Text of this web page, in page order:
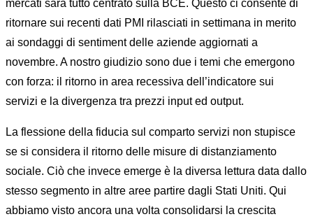
mercati sarà tutto centrato sulla BCE. Questo ci consente di
ritornare sui recenti dati PMI rilasciati in settimana in merito
ai sondaggi di sentiment delle aziende aggiornati a
novembre. A nostro giudizio sono due i temi che emergono
con forza: il ritorno in area recessiva dell’indicatore sui
servizi e la divergenza tra prezzi input ed output.
La flessione della fiducia sul comparto servizi non stupisce
se si considera il ritorno delle misure di distanziamento
sociale. Ciò che invece emerge è la diversa lettura data dallo
stesso segmento in altre aree partire dagli Stati Uniti. Qui
abbiamo visto ancora una volta consolidarsi la crescita